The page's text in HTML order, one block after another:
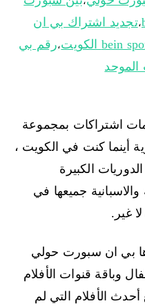
،تجديد اشتراك بي ان
،رقم بي
اشتراكات بمجموعة
كنت في الكويت ،
الكبيرة
والاسبانية جميعها في
غير.
بي ان سبورت حولي
وباقة قنوات الأفلام
الأفلام التي لم